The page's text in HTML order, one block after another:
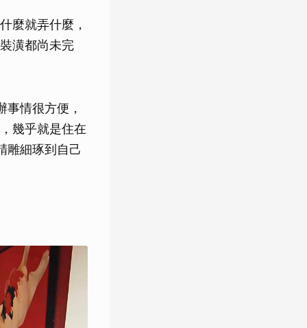
麼就弄什麼，
潢都尚未完
情很方便，
幾乎就是住在
雕細琢到自己